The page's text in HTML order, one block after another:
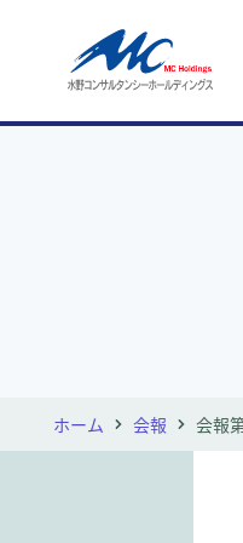
ホーム 会報 会報